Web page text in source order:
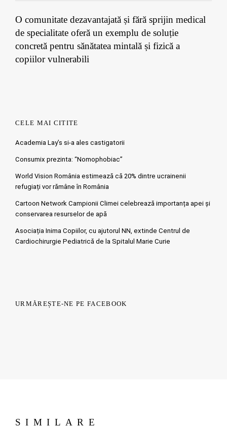
O comunitate dezavantajată și fără sprijin medical
de specialitate oferă un exemplu de soluție
concretă pentru sănătatea mintală și fizică a
copiilor vulnerabili
CELE MAI CITITE
Academia Lay’s si-a ales castigatorii
Consumix prezinta: “Nomophobiac”
World Vision România estimează că 20% dintre ucrainenii
refugiați vor rămâne în România
Cartoon Network Campionii Climei celebrează importanța apei și
conservarea resurselor de apă
Asociația Inima Copiilor, cu ajutorul NN, extinde Centrul de
Cardiochirurgie Pediatrică de la Spitalul Marie Curie
URMĂREȘTE-NE PE FACEBOOK
SIMILARE